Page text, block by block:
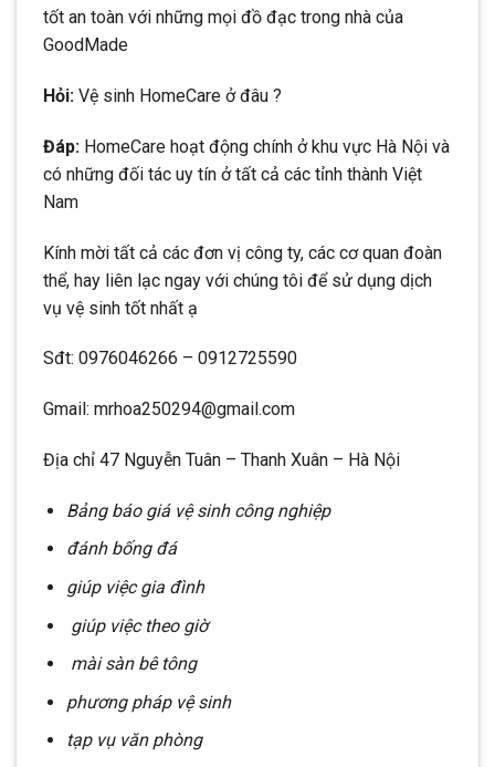
tốt an toàn với những mọi đồ đạc trong nhà của
GoodMade
Hỏi: Vệ sinh HomeCare ở đâu ?
Đáp: HomeCare hoạt động chính ở khu vực Hà Nội và
có những đối tác uy tín ở tất cả các tỉnh thành Việt
Nam
Kính mời tất cả các đơn vị công ty, các cơ quan đoàn
thể, hay liên lạc ngay với chúng tôi để sử dụng dịch
vụ vệ sinh tốt nhất ạ
Sđt: 0976046266 – 0912725590
Gmail: mrhoa250294@gmail.com
Địa chỉ 47 Nguyễn Tuân – Thanh Xuân – Hà Nội
Bảng báo giá vệ sinh công nghiệp
đánh bống đá
giúp việc gia đình
giúp việc theo giờ
mài sàn bê tông
phương pháp vệ sinh
tạp vụ văn phòng